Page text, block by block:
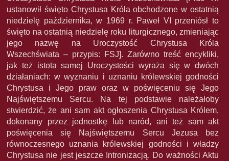
ustanowił święto Chrystusa Króla obchodzone w ostatnią
niedzielę października, w 1969 r. Paweł VI przeniósł to
święto na ostatnią niedzielę roku liturgicznego, zmieniając
jego nazwę na Uroczystość Chrystusa Króla
Wszechświata – przypis: FSJ]. Zarówno treść encykliki,
jak też istota samej Uroczystości wyraża się w dwóch
działaniach: w wyznaniu i uznaniu królewskiej godności
Chrystusa i Jego praw oraz w poświęceniu się Jego
Najświętszemu Sercu. Na tej podstawie należałoby
stwierdzić, że ani sam akt ogłoszenia Chrystusa Królem,
dokonany przez jednostkę lub naród, ani też sam akt
poświęcenia się Najświętszemu Sercu Jezusa bez
równoczesnego uznania królewskiej godności i władzy
Chrystusa nie jest jeszcze Intronizacją. Do ważności Aktu